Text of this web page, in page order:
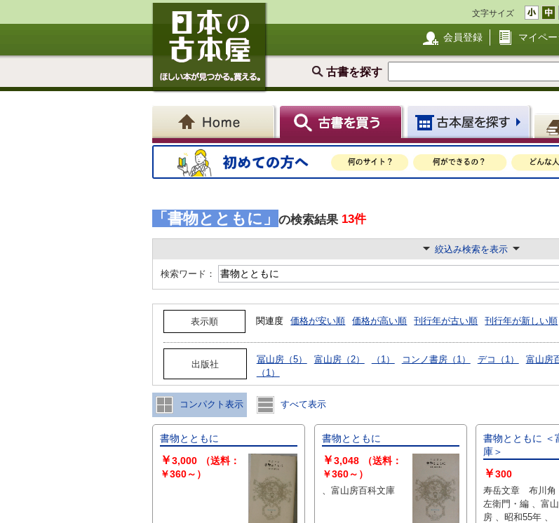
文字サイズ
会員登録 マイペー
古書を探す
「書物とともに」 の検索結果 13件
絞込み検索を表示
検索ワード：
表示順 関連度 価格が安い順 価格が高い順 刊行年が古い順 刊行年が新しい順
出版社 冨山房（5） 富山房（2） （1） コンノ書房（1） デコ（1） 富山房
（1）
コンパクト表示 すべて表示
書物とともに
￥3,000
（送料：
￥360～）
書物とともに
￥3,048
（送料：
￥360～）
、富山房百科文庫
書物とともに ＜
庫＞
￥300
寿岳文章 布川角
左衛門・編 、富山
房 、昭和55年 、